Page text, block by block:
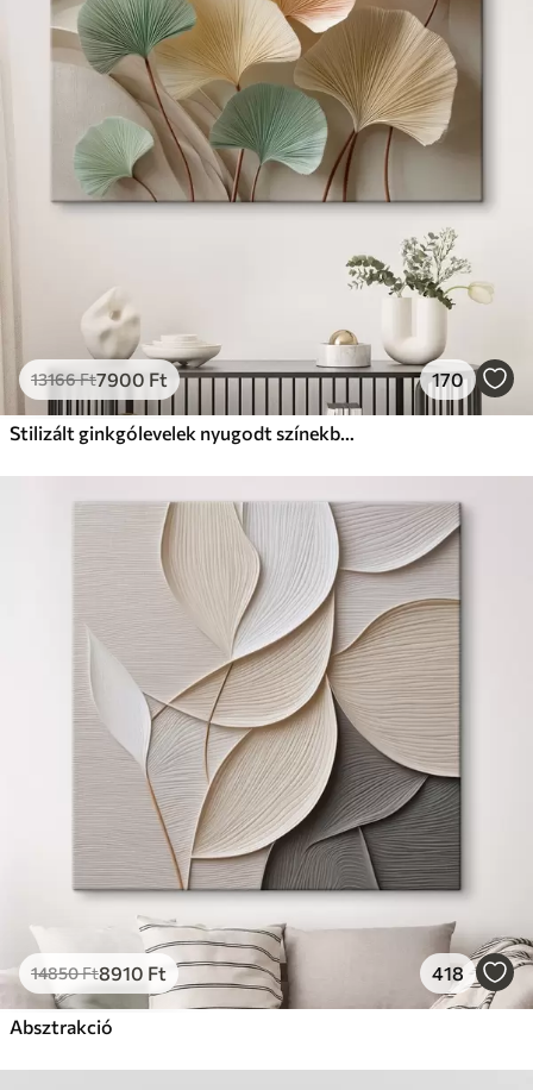
✗Környezetbarát anyag
Prémium
Ft
Élénk, gazdag színek
Fakulásálló
✓Biztonságos, szagtalan tinta
Eco-Prémium
Tól12405Ft
✓Élénk, gazdag színek
✓Fakulásálló
Környezetbarát anyag
13166Ft7900 Ft 170
Stilizált ginkgólevelek nyugodt színekben
14850Ft8910 Ft 418
Absztrakció